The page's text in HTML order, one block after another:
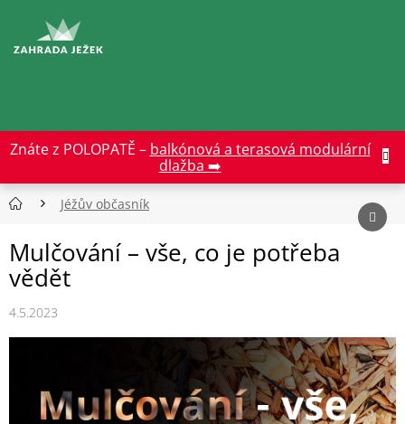
obsah
Znáte z POLOPATĚ – balkónová a terasová modulární
dlažba ➡️
Jéžův občasník
Mulčování – vše, co je potřeba
vědět
4.5.2023